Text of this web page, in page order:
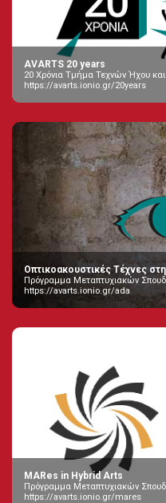
AVARTS 20 years
20 Χρόνια Τμήμα Τεχνών Ήχου και
https://avarts.ionio.gr/20years
Οπτικοακουστικές Τέχνες
Πρόγραμμα Μεταπτυχιακών
https://avarts.ionio.gr/ada
MARes in Hybrid Arts
Πρόγραμμα Μεταπτυχιακών
https://avarts.ionio.gr/mares